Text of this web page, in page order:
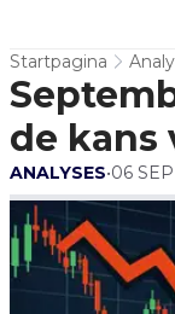
Startpagina
de kans
ANALYSES•06